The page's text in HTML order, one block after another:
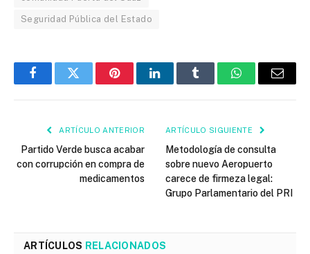
Seguridad Pública del Estado
FacebookTwitter PinterestLinkedInTumblr WhatsAppEmail
ARTÍCULO ANTERIOR
Partido Verde busca acabar
con corrupción en compra de
medicamentos
ARTÍCULO SIGUIENTE
Metodología de consulta
sobre nuevo Aeropuerto
carece de firmeza legal:
Grupo Parlamentario del PRI
ARTÍCULOS RELACIONADOS